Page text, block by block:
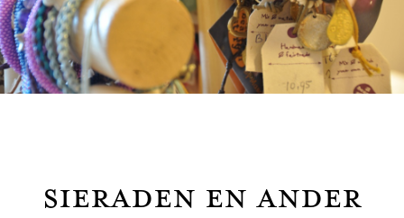
Sieraden en ander